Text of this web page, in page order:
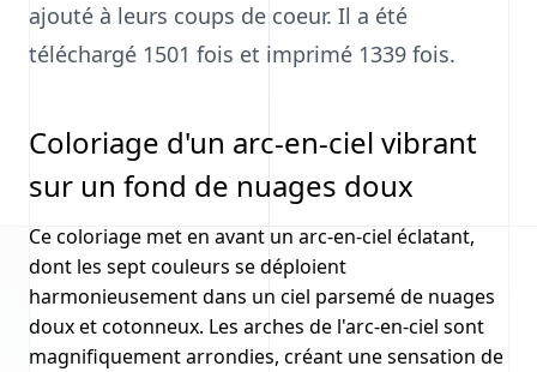
ajouté à leurs coups de coeur. Il a été
téléchargé 1501 fois et imprimé 1339 fois.
Coloriage d'un arc-en-ciel vibrant
sur un fond de nuages doux
Ce coloriage met en avant un arc-en-ciel éclatant,
dont les sept couleurs se déploient
harmonieusement dans un ciel parsemé de nuages
doux et cotonneux. Les arches de l'arc-en-ciel sont
magnifiquement arrondies, créant une sensation de